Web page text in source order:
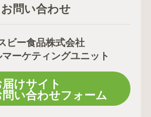
お問い合わせ
ビー食品株式会社
ーケティングユニット
届けサイト
問い合わせフォーム